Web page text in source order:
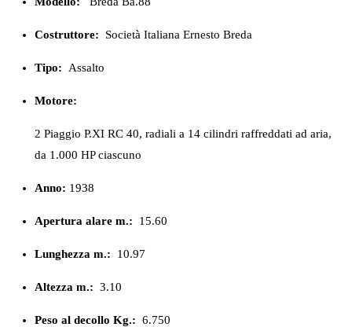
Costruttore: Società Italiana Ernesto Breda
Tipo: Assalto
Motore:
2 Piaggio P.XI RC 40, radiali a 14 cilindri raffreddati ad aria,
da 1.000 HP ciascuno
Anno: 1938
Apertura alare m.: 15.60
Lunghezza m.: 10.97
Altezza m.: 3.10
Peso al decollo Kg.: 6.750